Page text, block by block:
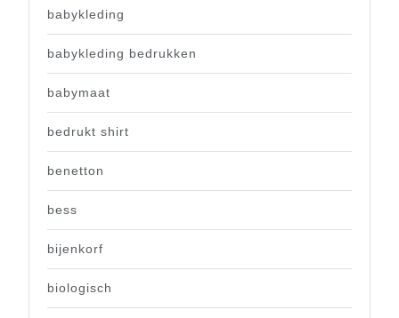
babykleding
babykleding bedrukken
babymaat
bedrukt shirt
benetton
bess
bijenkorf
biologisch